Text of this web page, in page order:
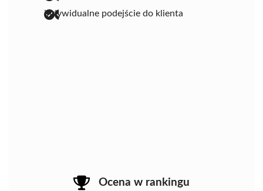
indywidualne podejście do klienta
Ocena w rankingu